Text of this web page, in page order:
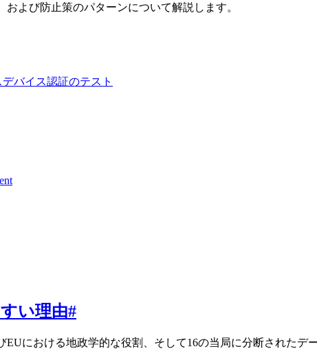
よび防止策のパターンについて解説します。
バイス認証のテスト
い理由#
における地政学的な役割、そして16の当局に分断された